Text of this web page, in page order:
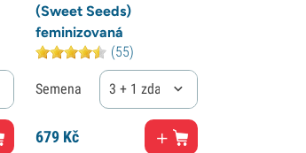
(Sweet Seeds)
feminizovaná
(55)
Semena 3 + 1 zdarma
679Kč